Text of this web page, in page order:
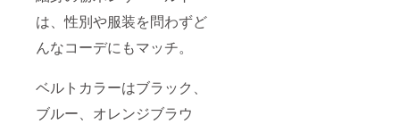
は、性別や服装を問わずど
んなコーデにもマッチ。
ベルトカラーはブラック、
ブルー、オレンジブラウ